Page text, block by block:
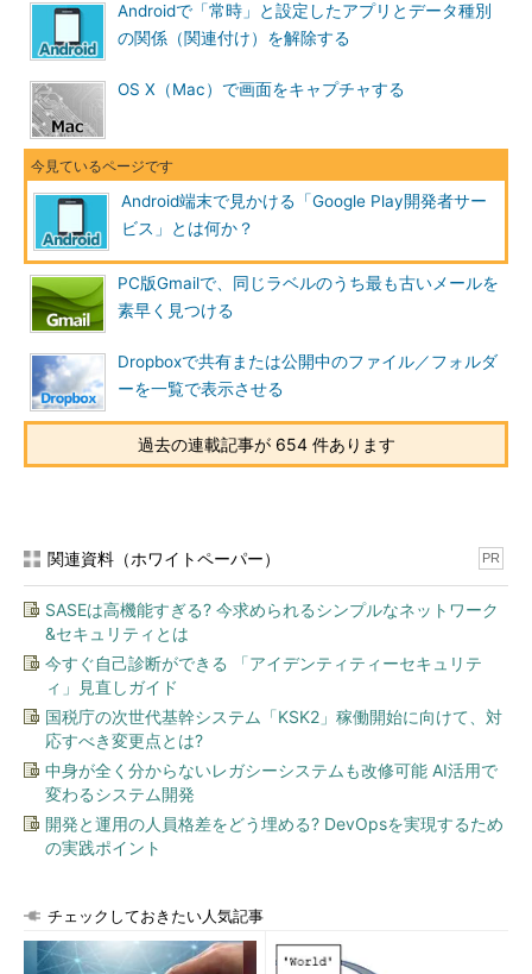
Androidで「常時」と設定したアプリとデータ種別
の関係（関連付け）を解除する
OS X（Mac）で画面をキャプチャする
Android端末で見かける「Google Play開発者サー
ビス」とは何か？
PC版Gmailで、同じラベルのうち最も古いメールを
素早く見つける
Dropboxで共有または公開中のファイル／フォルダ
ーを一覧で表示させる
過去の連載記事が 654 件あります
関連資料（ホワイトペーパー） PR
SASEは高機能すぎる? 今求められるシンプルなネットワーク
&セキュリティとは
今すぐ自己診断ができる 「アイデンティティーセキュリテ
ィ」見直しガイド
国税庁の次世代基幹システム「KSK2」稼働開始に向けて、対
応すべき変更点とは?
中身が全く分からないレガシーシステムも改修可能 AI活用で
変わるシステム開発
開発と運用の人員格差をどう埋める? DevOpsを実現するため
の実践ポイント
チェックしておきたい人気記事